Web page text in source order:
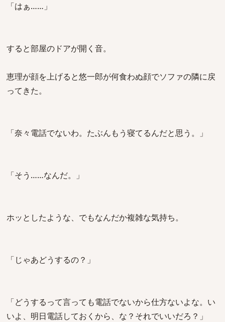
「はぁ……」
すると部屋のドアが開く音。
恵理が顔を上げると悠一郎が何食わぬ顔でソファの隣に戻
ってきた。
「奈々電話でないわ。たぶんもう寝てるんだと思う。」
「そう……なんだ。」
ホッとしたような、でもなんだか複雑な気持ち。
「じゃあどうするの？」
「どうするって言っても電話でないから仕方ないよな。い
いよ、明日電話しておくから、な？それでいいだろ？」